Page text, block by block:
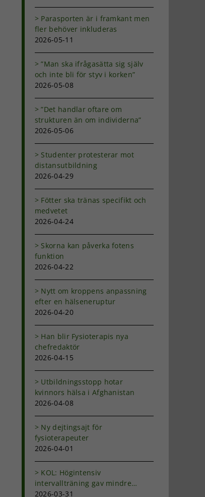
Parasporten är i framkant men
fler behöver inkluderas
2026-05-11
”Man ska ifrågasätta sig själv
och inte bli för styv i korken”
2026-05-08
”Det handlar oftare om
strukturen än om individerna”
2026-05-06
Studenter protesterar mot
distansutbildning
2026-04-29
Fötter ska tränas specifikt och
medvetet
2026-04-24
Skorna kan påverka fotens
funktion
2026-04-22
Nytt om kroppens anpassning
efter en hälseneruptur
2026-04-20
Han blir Fysioterapis nya
chefredaktör
2026-04-15
Utbildningsstopp hotar
kvinnors hälsa i Afghanistan
2026-04-08
Ny dejtingsajt för
fysioterapeuter
2026-04-01
KOL: Högintensiv
intervallträning gav mindre
andfåddhet
2026-03-31